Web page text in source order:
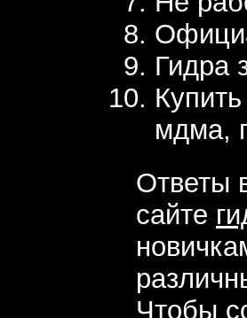
Гидра
мдма,
Ответы
сайте
Чтобы